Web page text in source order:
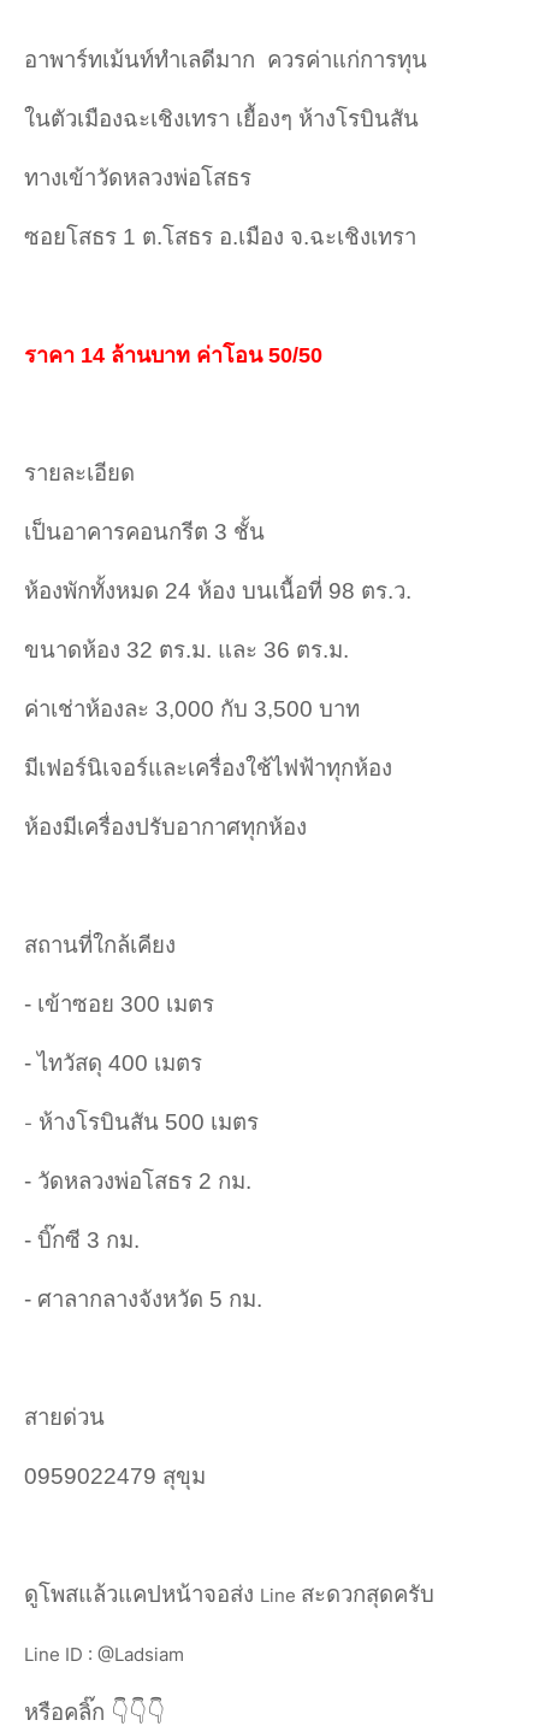
อาพาร์ทเม้นท์ทำเลดีมาก ควรค่าแก่การทุน
ในตัวเมืองฉะเชิงเทรา เยื้องๆ ห้างโรบินสัน
ทางเข้าวัดหลวงพ่อโสธร
ซอยโสธร 1 ต.โสธร อ.เมือง จ.ฉะเชิงเทรา
ราคา 14 ล้านบาท ค่าโอน 50/50
รายละเอียด
เป็นอาคารคอนกรีต 3 ชั้น
ห้องพักทั้งหมด 24 ห้อง บนเนื้อที่ 98 ตร.ว.
ขนาดห้อง 32 ตร.ม. และ 36 ตร.ม.
ค่าเช่าห้องละ 3,000 กับ 3,500 บาท
มีเฟอร์นิเจอร์และเครื่องใช้ไฟฟ้าทุกห้อง
ห้องมีเครื่องปรับอากาศทุกห้อง
สถานที่ใกล้เคียง
- เข้าซอย 300 เมตร
- ไทวัสดุ 400 เมตร
- ห้างโรบินสัน 500 เมตร
- วัดหลวงพ่อโสธร 2 กม.
- บิ๊กซี 3 กม.
- ศาลากลางจังหวัด 5 กม.
สายด่วน
0959022479 สุขุม
ดูโพสแล้วแคปหน้าจอส่ง Line สะดวกสุดครับ
Line ID : @Ladsiam
หรือคลิ๊ก 👇👇👇